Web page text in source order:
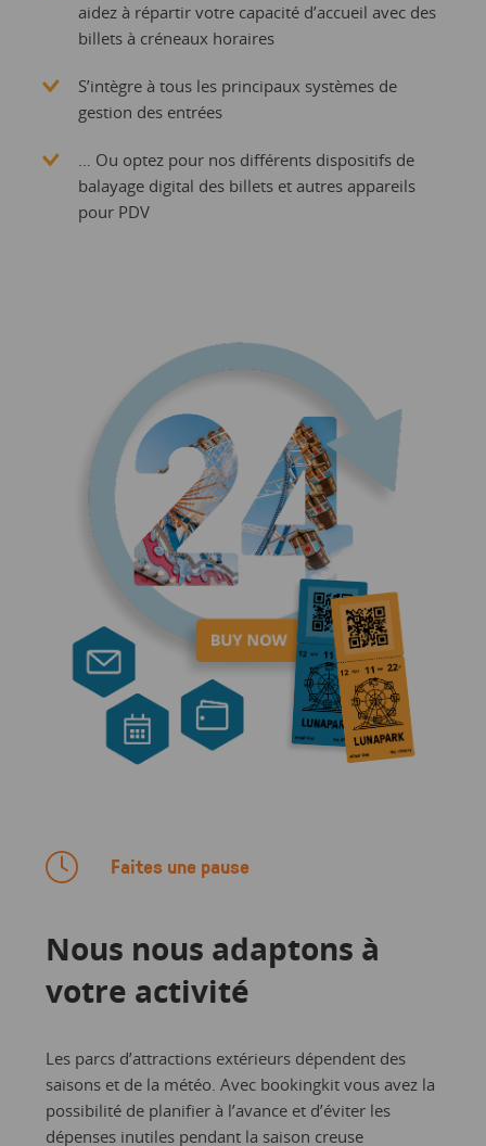
aidez à répartir votre capacité d’accueil avec des
billets à créneaux horaires
S’intègre à tous les principaux systèmes de
gestion des entrées
… Ou optez pour nos différents dispositifs de
balayage digital des billets et autres appareils
pour PDV
Faites une pause
Nous nous adaptons à
votre activité
Les parcs d’attractions extérieurs dépendent des
saisons et de la météo. Avec bookingkit vous avez la
possibilité de planifier à l’avance et d’éviter les
dépenses inutiles pendant la saison creuse